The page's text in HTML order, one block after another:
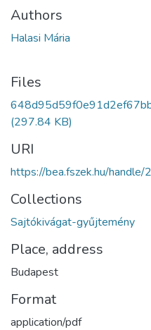
Authors
Halasi Mária
Files
(297.84 KB)
URI
https://bea.fszek.hu/
Collections
Sajtókivágat-gyűjtemény
Place, address
Budapest
Format
application/pdf